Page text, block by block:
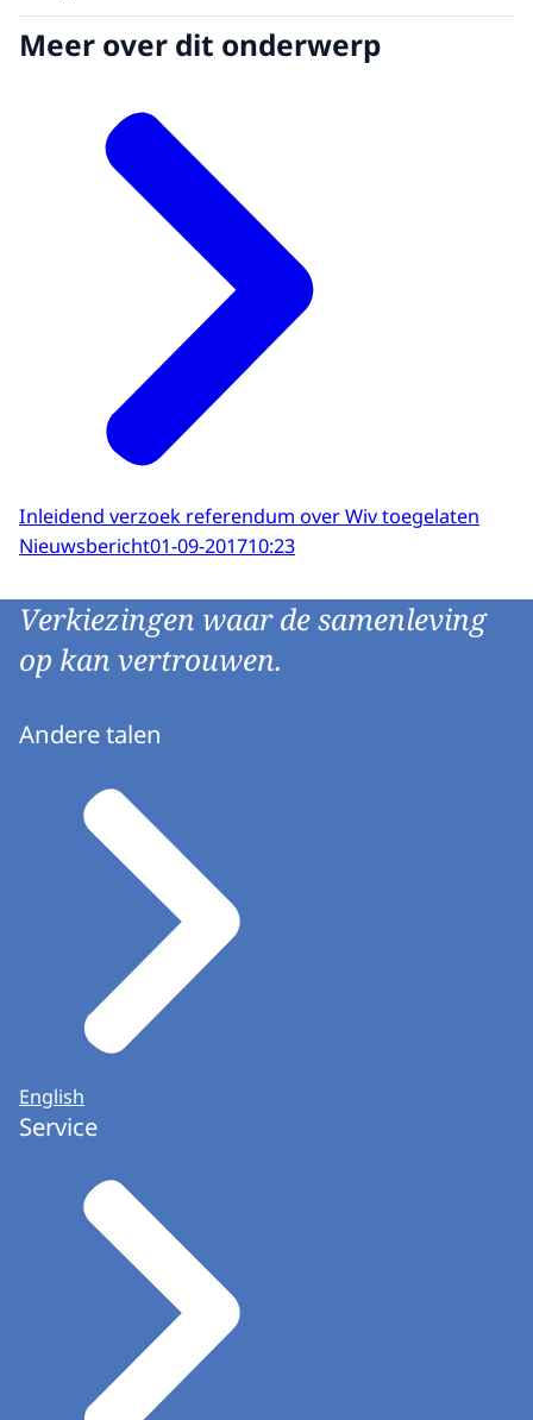
Meer over dit onderwerp
Inleidend verzoek referendum over Wiv toegelaten
Nieuwsbericht01-09-201710:23
Verkiezingen waar de samenleving
op kan vertrouwen.
Andere talen
English
Service